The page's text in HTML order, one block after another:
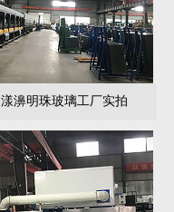
漾濞明珠玻璃工厂实拍